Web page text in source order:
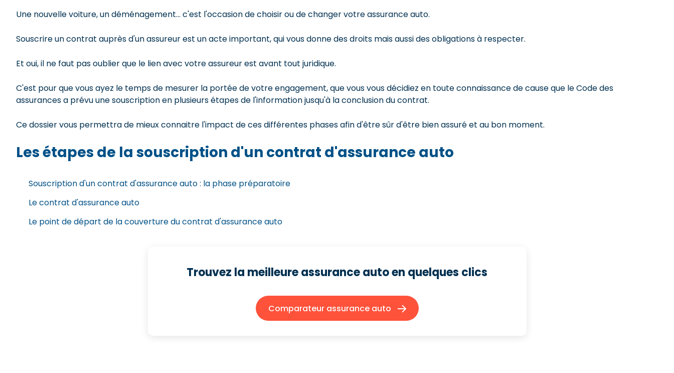
Une nouvelle voiture, un déménagement... c'est l'occasion de choisir ou de changer votre assurance auto.
Souscrire un contrat auprès d'un assureur est un acte important, qui vous donne des droits mais aussi des obligations à respecter.
Et oui, il ne faut pas oublier que le lien avec votre assureur est avant tout juridique.
C'est pour que vous ayez le temps de mesurer la portée de votre engagement, que vous vous décidiez en toute connaissance de cause que le Code des
assurances a prévu une souscription en plusieurs étapes de l'information jusqu'à la conclusion du contrat.
Ce dossier vous permettra de mieux connaitre l'impact de ces différentes phases afin d'être sûr d'être bien assuré et au bon moment.
Les étapes de la souscription d'un contrat d'assurance auto
Souscription d'un contrat d'assurance auto : la phase préparatoire
Le contrat d'assurance auto
Le point de départ de la couverture du contrat d'assurance auto
Trouvez la meilleure assurance autoen quelques clics
Comparateur assurance auto